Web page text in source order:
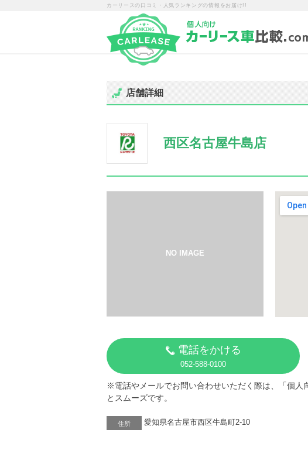
カーリースの口コミ・人気ランキングの情報をお届け!!
店舗詳細
西区名古屋牛島店
電話をかける
052-588-0100
※電話やメールでお問い合わせいただく際は、「個人
とスムーズです。
住所 愛知県名古屋市西区牛島町2-10